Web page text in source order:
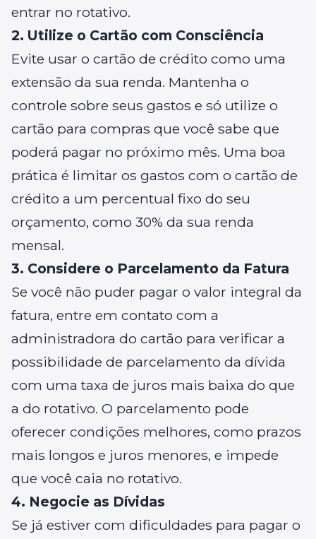
entrar no rotativo.
2. Utilize o Cartão com Consciência
Evite usar o cartão de crédito como uma
extensão da sua renda. Mantenha o
controle sobre seus gastos e só utilize o
cartão para compras que você sabe que
poderá pagar no próximo mês. Uma boa
prática é limitar os gastos com o cartão de
crédito a um percentual fixo do seu
orçamento, como 30% da sua renda
mensal.
3. Considere o Parcelamento da Fatura
Se você não puder pagar o valor integral da
fatura, entre em contato com a
administradora do cartão para verificar a
possibilidade de parcelamento da dívida
com uma taxa de juros mais baixa do que
a do rotativo. O parcelamento pode
oferecer condições melhores, como prazos
mais longos e juros menores, e impede
que você caia no rotativo.
4. Negocie as Dívidas
Se já estiver com dificuldades para pagar o